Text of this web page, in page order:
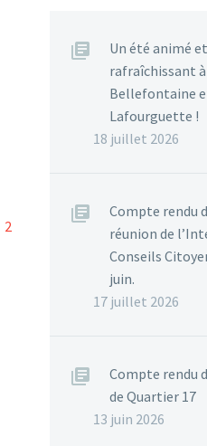
2
Un été animé et
rafraîchissant à
Bellefontaine
Lafourguette !
18 juillet 2026
Compte rendu
réunion de
Conseils
juin.
17 juillet 2026
Compte rendu
de Quartier 17
13 juin 2026